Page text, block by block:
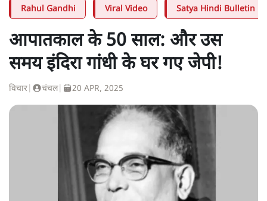
Rahul Gandhi Viral Video Satya Hindi Bulletin
आपातकाल के 50 साल: और उस
समय इंदिरा गांधी के घर गए जेपी!
विचार चंचल| 20 APR, 2025